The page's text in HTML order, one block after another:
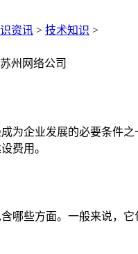
资讯 > 技术知识 >
州网络公司
为企业发展的必要条件
费用。
哪些方面。一般来说，它